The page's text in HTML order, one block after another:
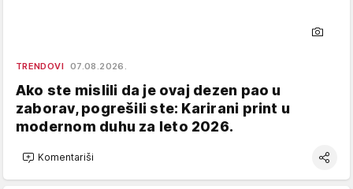
TRENDOVI 07.08.2026.
Ako ste mislili da je ovaj dezen pao u
zaborav, pogrešili ste: Karirani print u
modernom duhu za leto 2026.
Komentariši